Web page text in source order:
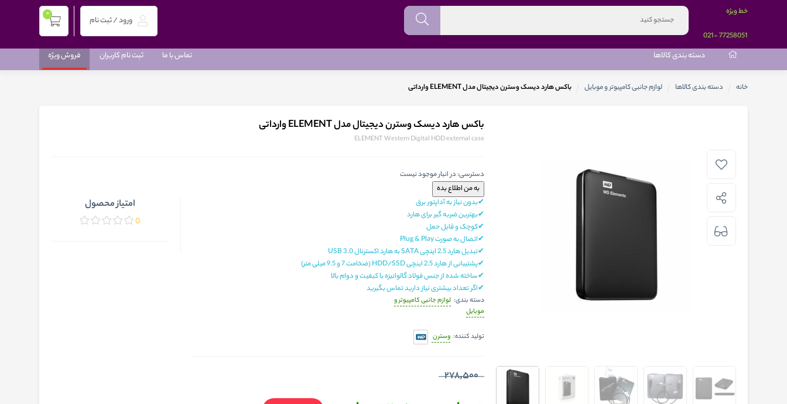
خط ویژه
77258051
-021
ورود / ثبت نام
0
دسته بندی کالاها تماس با ما ثبت نام کاربران فروش ویژه
خانه دسته بندی کالاها لوازم جانبی کامپیوتر و موبایل باکس هارد دیسک وسترن دیجیتال مدل ELEMENT وارداتی
باکس هارد دیسک وسترن دیجیتال مدل ELEMENT وارداتی
ELEMENT Western Digital HDD external case
دسترسی: در انبار موجود نیست
✔بدون نیاز به آداپتور برق
✔بهترین ضربه گیر برای هارد
✔کوچک و قابل حمل
✔اتصال به صورت Plug & Play
✔تبدیل هارد 2.5 اینچی SATA به هارد اکسترنال USB 3.0
✔پشتیبانی از هارد 2.5 اینچی HDD/SSD (ضخامت 7 و 9.5 میلی متر)
✔ساخته شده از جنس فولاد گالوانیزه با کیفیت و دوام بالا
✔اگر تعداد بیشتری نیاز دارید تماس بگیرید
دسته بندی: لوازم جانبی کامپیوتر و
موبایل
تولید کننده: وسترن
278,500
امتیاز محصول
0